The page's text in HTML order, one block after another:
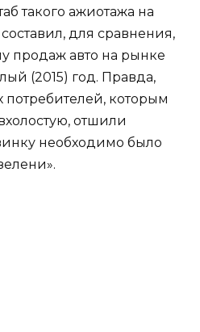
такого ажиотажа на
для сравнения,
продаж авто на рынке
(2015) год. Правда,
потребителей, которым
отшили
необходимо было